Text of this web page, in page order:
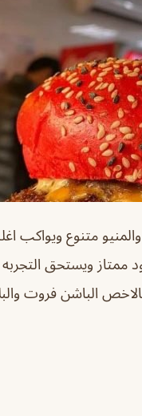
متنوع ويواكب
ممتاز ويستحق
بالاخص الباشن فروت